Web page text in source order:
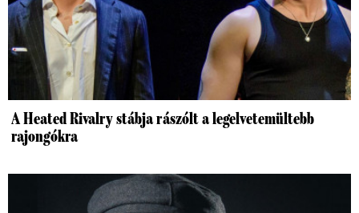
A Heated Rivalry stábja rászólt a legelvetemültebb
rajongókra